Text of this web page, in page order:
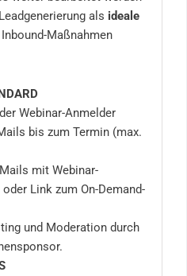
als ideale
Maßnahmen
Webinar-Anmelder
bis zum Termin (max.
mit Webinar-
Link zum On-Demand-
und Moderation durch